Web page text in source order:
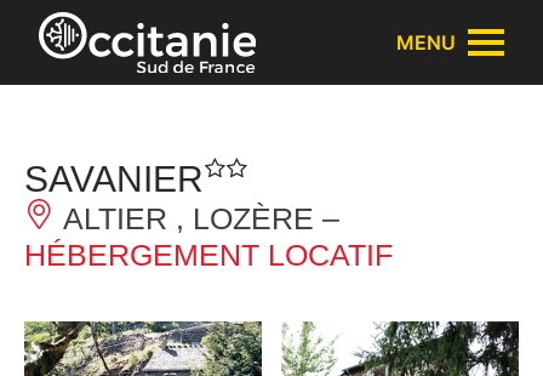
Panneau de gestion des cookies
MENU
SAVANIER
ALTIER , LOZÈRE –
HÉBERGEMENT LOCATIF